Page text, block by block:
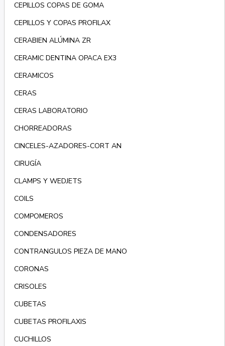
CEPILLOS COPAS DE GOMA
CEPILLOS Y COPAS PROFILAX
CERABIEN ALÚMINA ZR
CERAMIC DENTINA OPACA EX3
CERAMICOS
CERAS
CERAS LABORATORIO
CHORREADORAS
CINCELES-AZADORES-CORT AN
CIRUGÍA
CLAMPS Y WEDJETS
COILS
COMPOMEROS
CONDENSADORES
CONTRANGULOS PIEZA DE MANO
CORONAS
CRISOLES
CUBETAS
CUBETAS PROFILAXIS
CUCHILLOS